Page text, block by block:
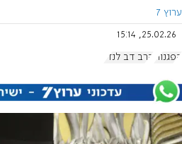
ערוץ 7
25.02.26, 15:14
הפגנות הרב דב לנדו